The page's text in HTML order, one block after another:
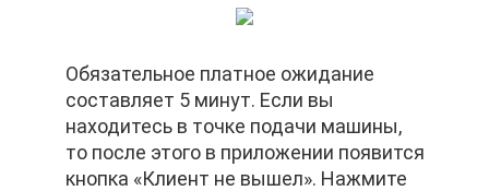
Обязательное платное ожидание
составляет 5 минут. Если вы
находитесь в точке подачи машины,
то после этого в приложении появится
кнопка «Клиент не вышел». Нажмите
Обязательное платное ожидание
составляет 5 минут. Если вы
находитесь в точке подачи машины,
то после этого в приложении появится
кнопка «Клиент не вышел». Нажмите
Обязательное платное ожидание
составляет 5 минут. Если вы
находитесь в точке подачи машины,
то после этого в приложении появится
кнопка «Клиент не вышел». Нажмите